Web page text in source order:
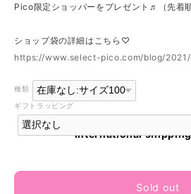
Pico限定ショッパーをプレゼント♬（先着
ショップ袋の詳細はこちら♡
https://www.select-pico.com/blog/
種類
ギフトラッピング
International
Sold out